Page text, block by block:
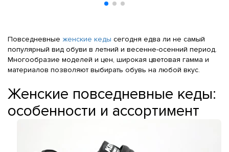
Повседневные женские кеды сегодня едва ли не самый
популярный вид обуви в летний и весенне-осенний период.
Многообразие моделей и цен, широкая цветовая гамма и
материалов позволяют выбирать обувь на любой вкус.
Женские повседневные кеды:
особенности и ассортимент